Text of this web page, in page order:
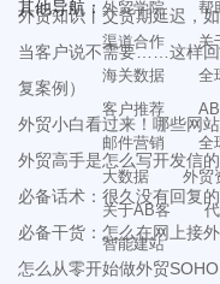
外贸知识丨交货期延迟，
当客户说不需要……这样回
复案例）
外贸小白看过来！哪些网
外贸高手是怎么写开发信
必备话术：很久没有回复
必备干货：怎么在网上接
怎么从零开始做外贸
其他导航： 外贸学院 帮
渠道合作
关
海关数据
全
客户推荐
邮件营销
全
大数据
外贸
关于AB客
智能建站